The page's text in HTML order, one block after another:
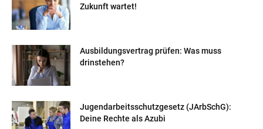
Zukunft wartet!
Ausbildungsvertrag prüfen: Was muss
drinstehen?
Jugendarbeitsschutzgesetz (JArbSchG):
Deine Rechte als Azubi